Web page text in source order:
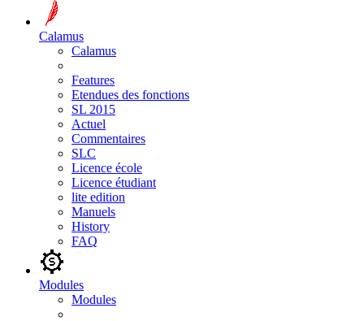
Calamus
Calamus
Features
Etendues des fonctions
SL 2015
Actuel
Commentaires
SLC
Licence école
Licence étudiant
lite edition
Manuels
History
FAQ
Modules
Modules